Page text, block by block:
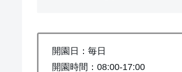
開園日：毎日
開園時間：08:00-17:00